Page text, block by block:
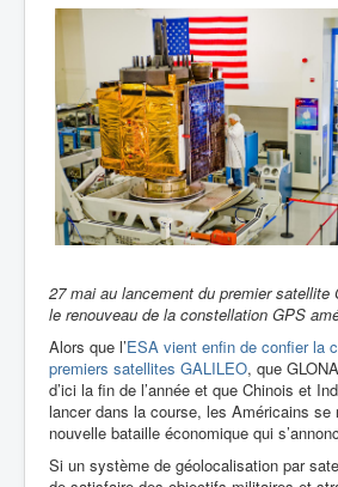
27 mai au lancement du premier
le renouveau de la constellation GPS
Alors que l’ESA vient enfin de confier la
premiers satellites GALILEO, que
d’ici la fin de l’année et que Chinois et
lancer dans la course, les Américains se
nouvelle bataille économique qui
Si un système de géolocalisation par